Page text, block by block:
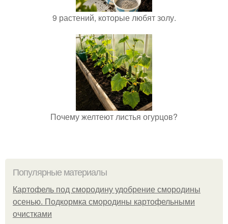
9 растений, которые любят золу.
Почему желтеют листья огурцов?
Популярные материалы
Картофель под смородину удобрение смородины
осенью. Подкормка смородины картофельными
очистками